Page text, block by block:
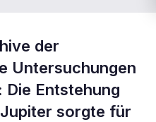
der
Untersuchungen
Die Entstehung
sorgte für